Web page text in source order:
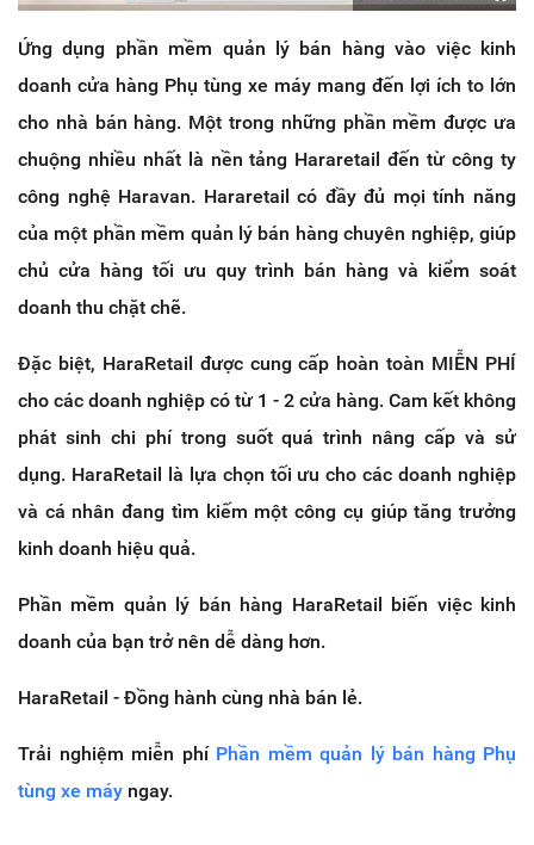
Ứng dụng phần mềm quản lý bán hàng vào việc kinh
doanh cửa hàng Phụ tùng xe máy mang đến lợi ích to lớn
cho nhà bán hàng. Một trong những phần mềm được ưa
chuộng nhiều nhất là nền tảng Hararetail đến từ công ty
công nghệ Haravan. Hararetail có đầy đủ mọi tính năng
của một phần mềm quản lý bán hàng chuyên nghiệp, giúp
chủ cửa hàng tối ưu quy trình bán hàng và kiểm soát
doanh thu chặt chẽ.
Đặc biệt, HaraRetail được cung cấp hoàn toàn MIỄN PHÍ
cho các doanh nghiệp có từ 1 - 2 cửa hàng. Cam kết không
phát sinh chi phí trong suốt quá trình nâng cấp và sử
dụng. HaraRetail là lựa chọn tối ưu cho các doanh nghiệp
và cá nhân đang tìm kiếm một công cụ giúp tăng trưởng
kinh doanh hiệu quả.
Phần mềm quản lý bán hàng HaraRetail biến việc kinh
doanh của bạn trở nên dễ dàng hơn.
HaraRetail - Đồng hành cùng nhà bán lẻ.
Trải nghiệm miễn phí Phần mềm quản lý bán hàng Phụ
tùng xe máy ngay.